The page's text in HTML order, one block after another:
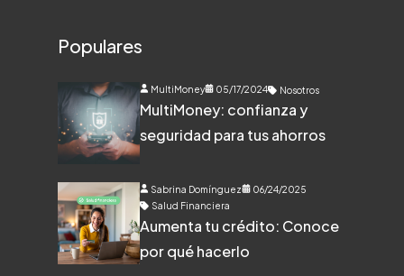
Populares
MultiMoney 05/17/2024 Nosotros
MultiMoney: confianza y
seguridad para tus ahorros
Sabrina Domínguez
06/24/2025
Salud Financiera
Aumenta tu crédito: Conoce
por qué hacerlo